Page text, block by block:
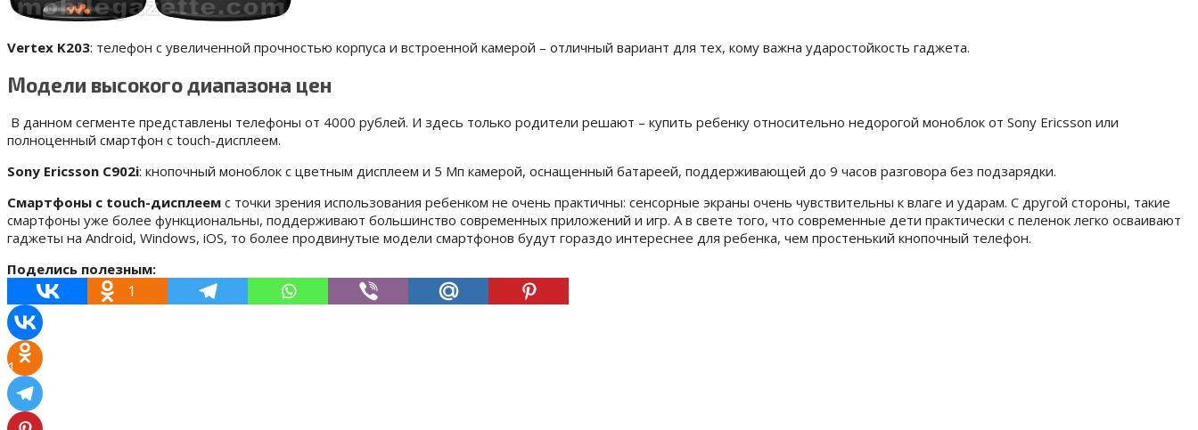
Vertex K203: телефон с увеличенной прочностью корпуса и встроенной камерой – отличный вариант для тех, кому важна ударостойкость гаджета.
Модели высокого диапазона цен
В данном сегменте представлены телефоны от 4000 рублей. И здесь только родители решают – купить ребенку относительно недорогой моноблок от Sony Ericsson или
полноценный смартфон с touch-дисплеем.
Sony Ericsson C902i: кнопочный моноблок с цветным дисплеем и 5 Мп камерой, оснащенный батареей, поддерживающей до 9 часов разговора без подзарядки.
Смартфоны с touch-дисплеем с точки зрения использования ребенком не очень практичны: сенсорные экраны очень чувствительны к влаге и ударам. С другой стороны, такие
смартфоны уже более функциональны, поддерживают большинство современных приложений и игр. А в свете того, что современные дети практически с пеленок легко осваивают
гаджеты на Android, Windows, iOS, то более продвинутые модели смартфонов будут гораздо интереснее для ребенка, чем простенький кнопочный телефон.
Поделись полезным:
1
1